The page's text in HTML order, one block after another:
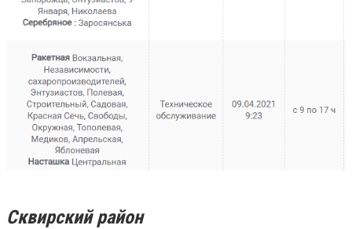
Сквирский район